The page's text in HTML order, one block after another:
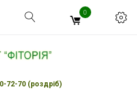
0
72-70 (роздріб)